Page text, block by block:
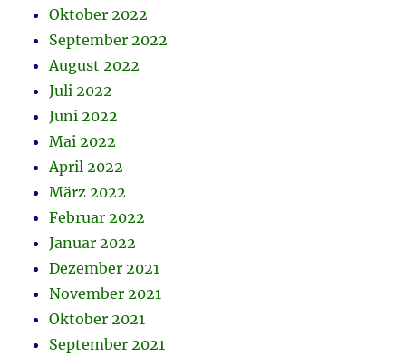
Oktober 2022
September 2022
August 2022
Juli 2022
Juni 2022
Mai 2022
April 2022
März 2022
Februar 2022
Januar 2022
Dezember 2021
November 2021
Oktober 2021
September 2021